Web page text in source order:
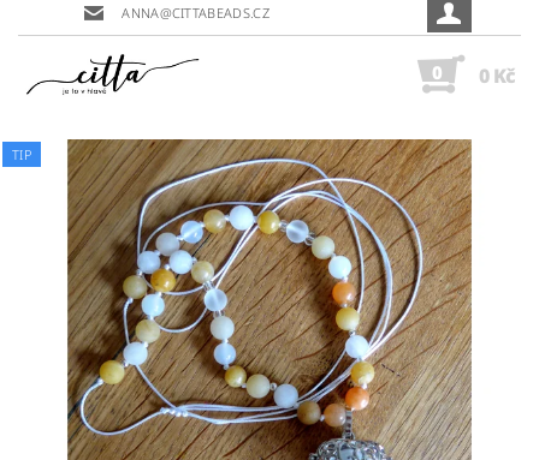
ANNA@CITTABEADS.CZ
0 0 Kč
TIP